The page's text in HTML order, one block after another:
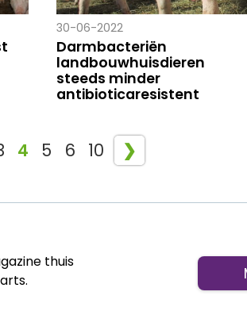
30-06-2022
Darmbacteriën
landbouwhuisdieren
steeds minder
antibioticaresistent
4 5 6 10 ❯
thuis